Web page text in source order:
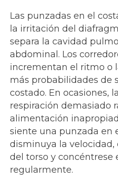
Las punzadas en el
la irritación del
separa la cavidad
abdominal. Los
incrementan el ritmo o
más probabilidades de
costado. En ocasiones,
respiración demasiado
alimentación
siente una punzada en
disminuya la velocidad,
del torso y concéntrese
regularmente.